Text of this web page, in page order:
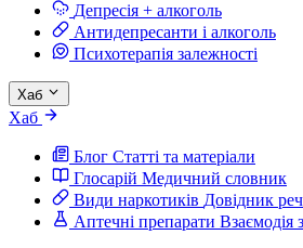
Депресія + алкоголь
Антидепресанти і алкоголь
Психотерапія залежності
Хаб
Хаб
Блог Статті та матеріали
Глосарій Медичний словник
Види наркотиків Довідник
Аптечні препарати Взаємодія